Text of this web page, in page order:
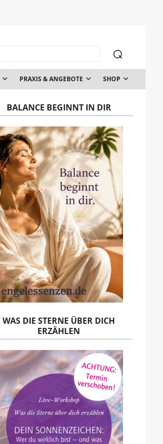
PRAXIS & ANGEBOTE SHOP
BALANCE BEGINNT IN DIR
WAS DIE STERNE ÜBER DICH
ERZÄHLEN